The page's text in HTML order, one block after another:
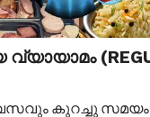
ദിവസവും കുറച്ചു സമയം